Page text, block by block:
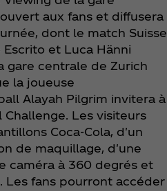
aux fans et diffusera
dont le match Suisse
Escrito et Luca Hänni
gare centrale de Zurich
la joueuse
Alayah Pilgrim invitera à
Les visiteurs
Coca‑Cola, d'un
de maquillage, d'une
caméra à 360 degrés et
Les fans pourront accéder